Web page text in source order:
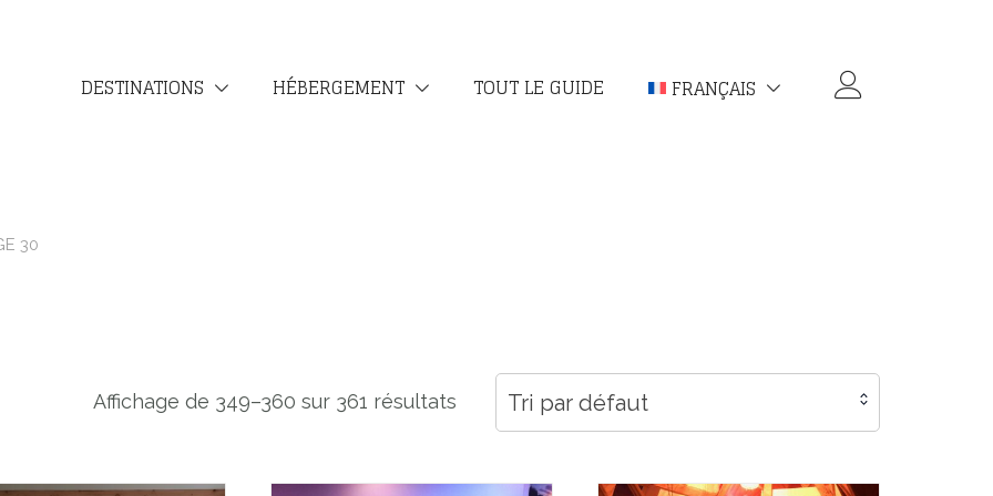
DESTINATIONS HÉBERGEMENT TOUT LE GUIDE FRANÇAIS
30
Affichage de 349–360 sur 361 résultats Tri par défaut